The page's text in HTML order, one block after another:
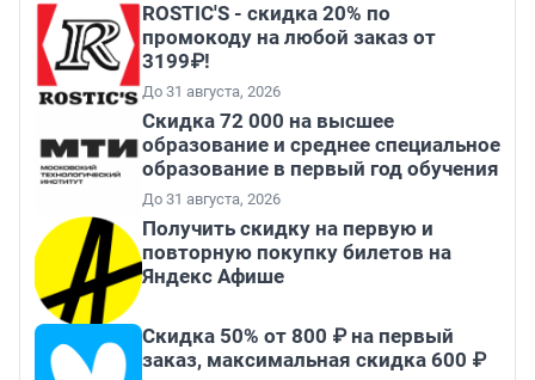
ROSTIC'S - скидка 20% по
промокоду на любой заказ от
3199₽!
До 31 августа, 2026
Скидка 72 000 на высшее
образование и среднее специальное
образование в первый год обучения
До 31 августа, 2026
Получить скидку на первую и
повторную покупку билетов на
Яндекс Афише
Скидка 50% от 800 ₽ на первый
заказ, максимальная скидка 600 ₽